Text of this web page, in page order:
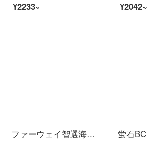
¥2233~
¥2042~
ファーウェイ智選海雀AIパナマ防犯犯カメラ監視家庭用智選生態製品海雀AI 1080 PHD夜視インテーネネリングリングリング